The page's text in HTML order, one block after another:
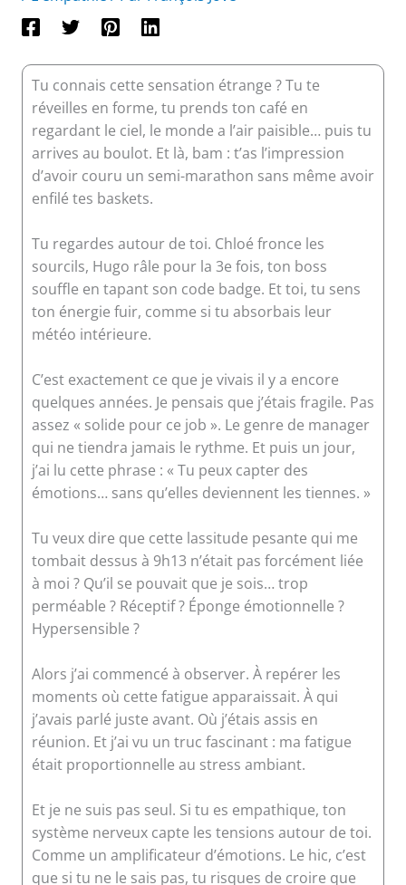
Tu connais cette sensation étrange ? Tu te
réveilles en forme, tu prends ton café en
regardant le ciel, le monde a l’air paisible… puis tu
arrives au boulot. Et là, bam : t’as l’impression
d’avoir couru un semi-marathon sans même avoir
enfilé tes baskets.
Tu regardes autour de toi. Chloé fronce les
sourcils, Hugo râle pour la 3e fois, ton boss
souffle en tapant son code badge. Et toi, tu sens
ton énergie fuir, comme si tu absorbais leur
météo intérieure.
C’est exactement ce que je vivais il y a encore
quelques années. Je pensais que j’étais fragile. Pas
assez « solide pour ce job ». Le genre de manager
qui ne tiendra jamais le rythme. Et puis un jour,
j’ai lu cette phrase : « Tu peux capter des
émotions… sans qu’elles deviennent les tiennes. »
Tu veux dire que cette lassitude pesante qui me
tombait dessus à 9h13 n’était pas forcément liée
à moi ? Qu’il se pouvait que je sois… trop
perméable ? Réceptif ? Éponge émotionnelle ?
Hypersensible ?
Alors j’ai commencé à observer. À repérer les
moments où cette fatigue apparaissait. À qui
j’avais parlé juste avant. Où j’étais assis en
réunion. Et j’ai vu un truc fascinant : ma fatigue
était proportionnelle au stress ambiant.
Et je ne suis pas seul. Si tu es empathique, ton
système nerveux capte les tensions autour de toi.
Comme un amplificateur d’émotions. Le hic, c’est
que si tu ne le sais pas, tu risques de croire que